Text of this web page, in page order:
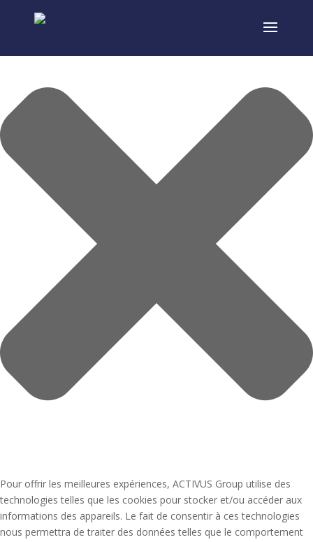
Pour offrir les meilleures expériences, ACTIVUS Group utilise des
technologies telles que les cookies pour stocker et/ou accéder aux
informations des appareils. Le fait de consentir à ces technologies
nous permettra de traiter des données telles que le comportement